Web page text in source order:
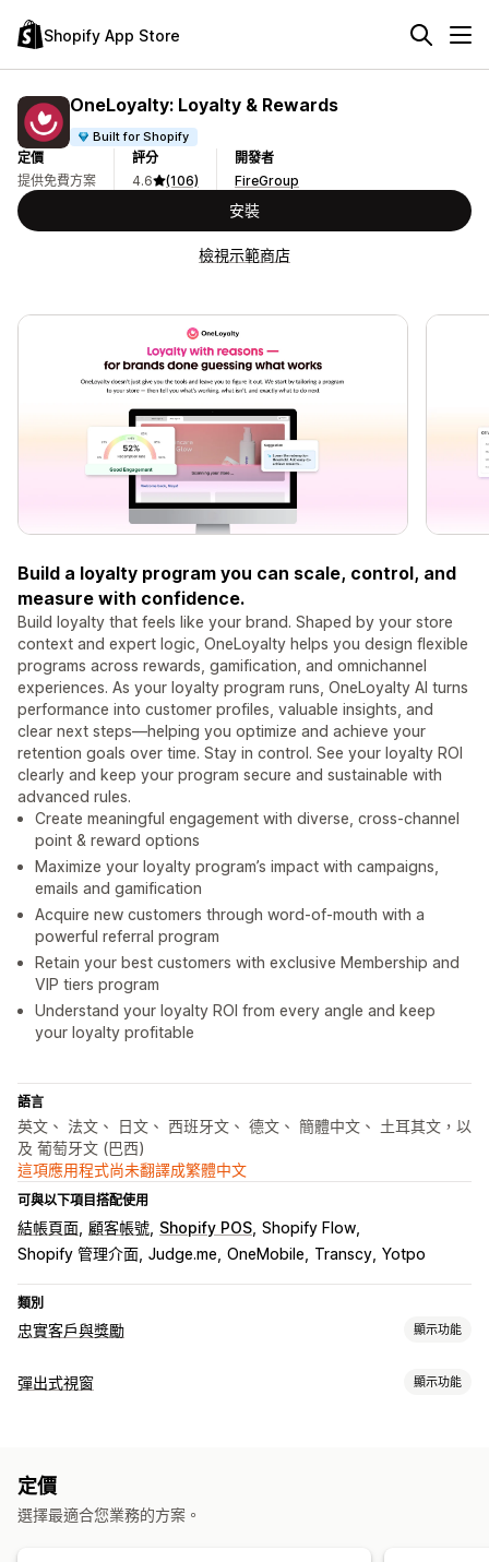
Shopify App Store
OneLoyalty: Loyalty & Rewards
Built for Shopify
定價
提供免費方案
評分
4.6
(106)
開發者
FireGroup
安裝
檢視示範商店
Build a loyalty program you can scale, control, and
measure with confidence.
Build loyalty that feels like your brand. Shaped by your store
context and expert logic, OneLoyalty helps you design flexible
programs across rewards, gamification, and omnichannel
experiences. As your loyalty program runs, OneLoyalty AI turns
performance into customer profiles, valuable insights, and
clear next steps—helping you optimize and achieve your
retention goals over time. Stay in control. See your loyalty ROI
clearly and keep your program secure and sustainable with
advanced rules.
Create meaningful engagement with diverse, cross-channel
point & reward options
Maximize your loyalty program’s impact with campaigns,
emails and gamification
Acquire new customers through word-of-mouth with a
powerful referral program
Retain your best customers with exclusive Membership and
VIP tiers program
Understand your loyalty ROI from every angle and keep
your loyalty profitable
語言
英文、 法文、 日文、 西班牙文、 德文、 簡體中文、 土耳其文，以
及 葡萄牙文 (巴西)
這項應用程式尚未翻譯成繁體中文
可與以下項目搭配使用
結帳頁面 顧客帳號 Shopify POS Shopify Flow
Shopify 管理介面 Judge.me OneMobile Transcy Yotpo
類別
忠實客戶與獎勵 顯示功能
計畫類型
可提供的獎勵
點數 折扣 優惠券 禮品
彈出式視窗 顯示功能
倒數計時器
定價
選擇最適合您業務的方案。